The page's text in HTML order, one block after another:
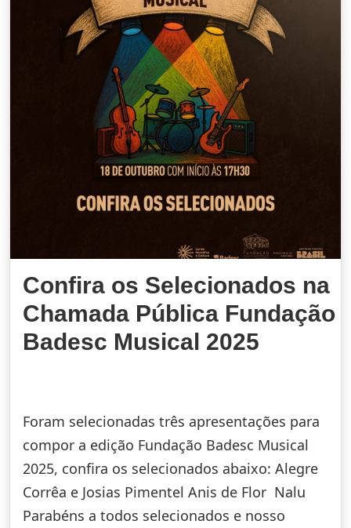
Confira os Selecionados na
Chamada Pública Fundação
Badesc Musical 2025
Foram selecionadas três apresentações para
compor a edição Fundação Badesc Musical
2025, confira os selecionados abaixo: Alegre
Corrêa e Josias Pimentel Anis de Flor Nalu
Parabéns a todos selecionados e nosso